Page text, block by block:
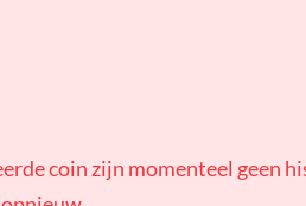
coin zijn momenteel geen